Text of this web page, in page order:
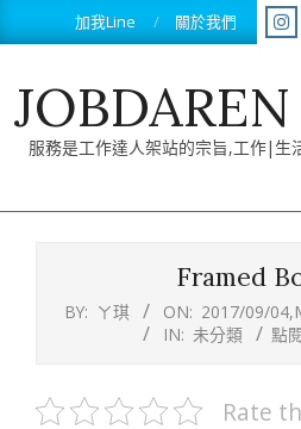
to
加我Line 關於我們
服務是工作達人架站的宗旨,工作|
Framed
BY: ㄚ琪 ON: 2017/09/04
IN: 未分類 點
Rate